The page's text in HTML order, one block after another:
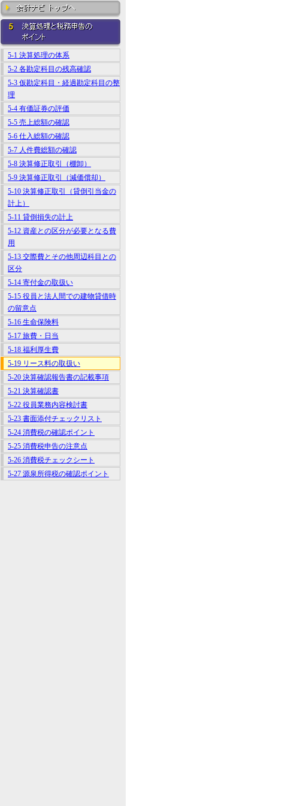
5-1 決算処理の体系
5-2 各勘定科目の残高確認
5-3 仮勘定科目・経過勘定科目の整
理
5-4 有価証券の評価
5-5 売上総額の確認
5-6 仕入総額の確認
5-7 人件費総額の確認
5-8 決算修正取引（棚卸）
5-9 決算修正取引（減価償却）
5-10 決算修正取引（貸倒引当金の
計上）
5-11 貸倒損失の計上
5-12 資産との区分が必要となる費
用
5-13 交際費とその他周辺科目との
区分
5-14 寄付金の取扱い
5-15 役員と法人間での建物貸借時
の留意点
5-16 生命保険料
5-17 旅費・日当
5-18 福利厚生費
5-19 リース料の取扱い
5-20 決算確認報告書の記載事項
5-21 決算確認書
5-22 役員業務内容検討書
5-23 書面添付チェックリスト
5-24 消費税の確認ポイント
5-25 消費税申告の注意点
5-26 消費税チェックシート
5-27 源泉所得税の確認ポイント